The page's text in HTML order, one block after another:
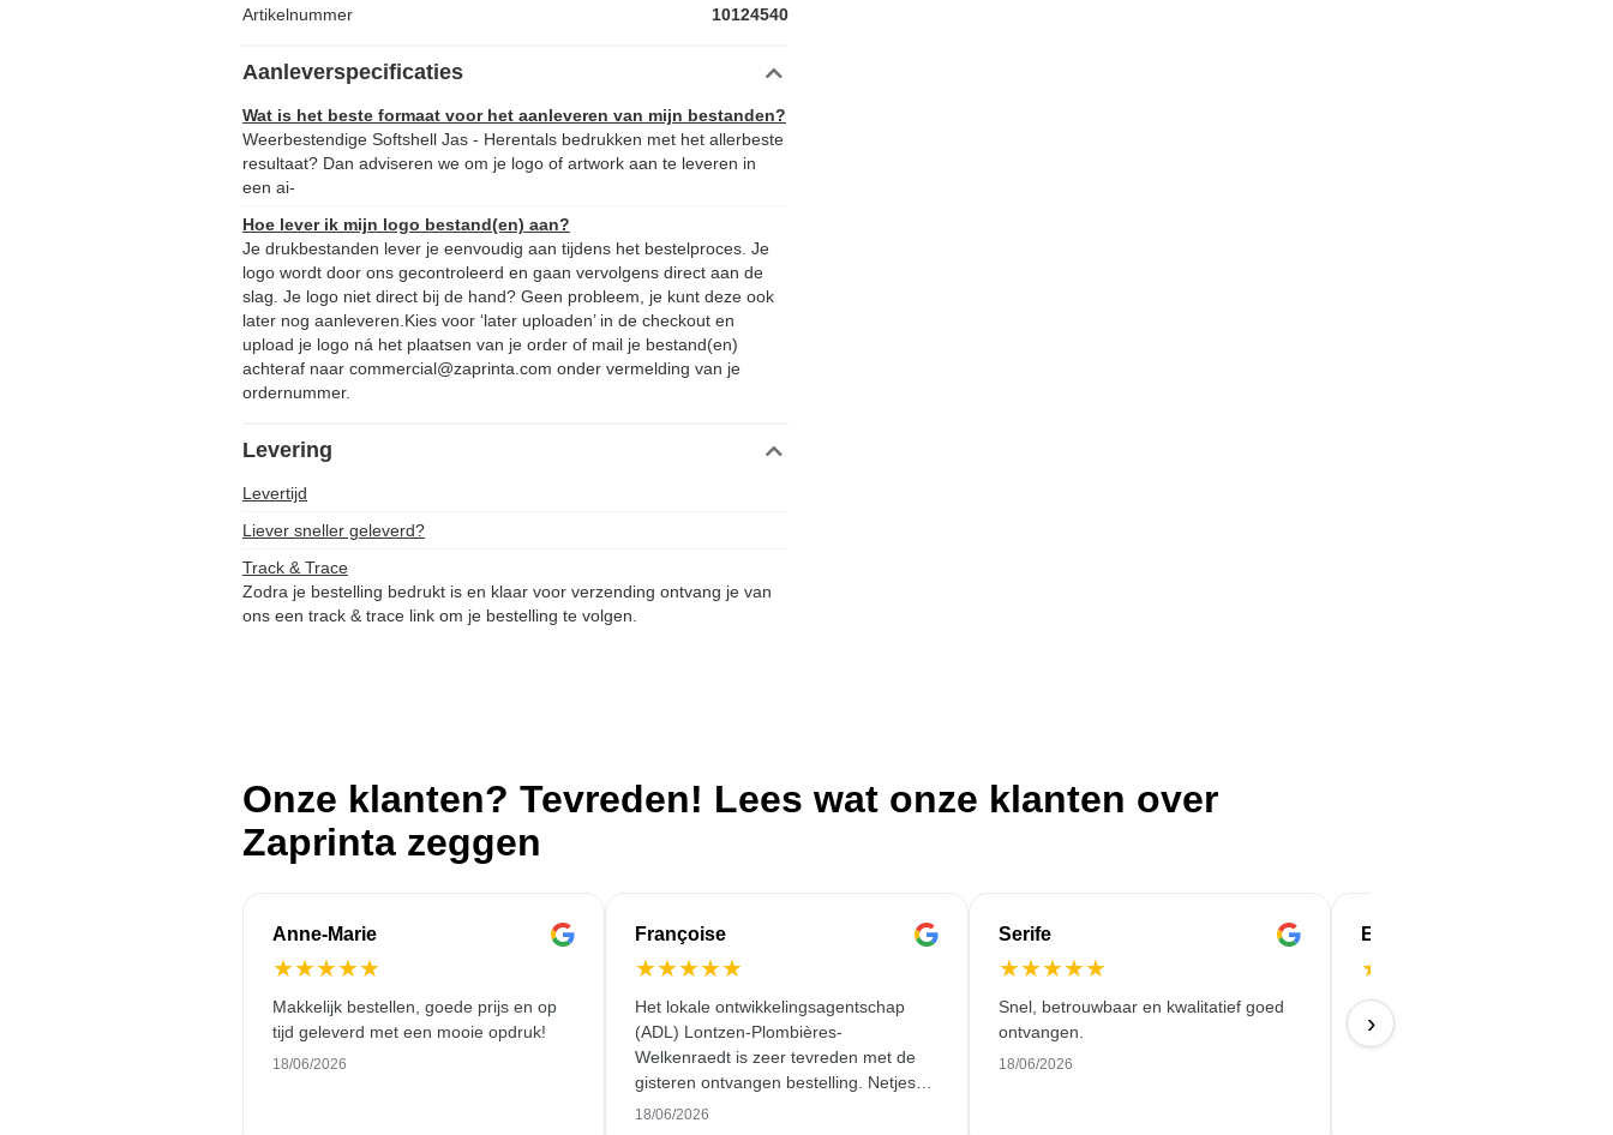
Artikelnummer 10124540
Aanleverspecificaties
Wat is het beste formaat voor het aanleveren van mijn bestanden?
Weerbestendige Softshell Jas - Herentals bedrukken met het allerbeste
resultaat? Dan adviseren we om je logo of artwork aan te leveren in
een ai-
Hoe lever ik mijn logo bestand(en) aan?
Je drukbestanden lever je eenvoudig aan tijdens het bestelproces. Je
logo wordt door ons gecontroleerd en gaan vervolgens direct aan de
slag. Je logo niet direct bij de hand? Geen probleem, je kunt deze ook
later nog aanleveren.Kies voor ‘later uploaden’ in de checkout en
upload je logo ná het plaatsen van je order of mail je bestand(en)
achteraf naar commercial@zaprinta.com onder vermelding van je
ordernummer.
Levering
Levertijd
Liever sneller geleverd?
Track & Trace
Zodra je bestelling bedrukt is en klaar voor verzending ontvang je van
ons een track & trace link om je bestelling te volgen.
Onze klanten? Tevreden! Lees wat onze klanten over
Zaprinta zeggen
Anne-Marie
★★★★★
Makkelijk bestellen, goede prijs en op
tijd geleverd met een mooie opdruk!
18/06/2026
Françoise
★★★★★
Het lokale ontwikkelingsagentschap
(ADL) Lontzen-Plombières-
Welkenraedt is zeer tevreden met de
gisteren ontvangen bestelling. Netjes
werk en uitstekende service!
18/06/2026
Serife
★★★★★
Snel, betrouwbaar en kwalitatief goed
ontvangen.
18/06/2026
Eren
★
Alles is perfect verlopen...
17/06/2026
›